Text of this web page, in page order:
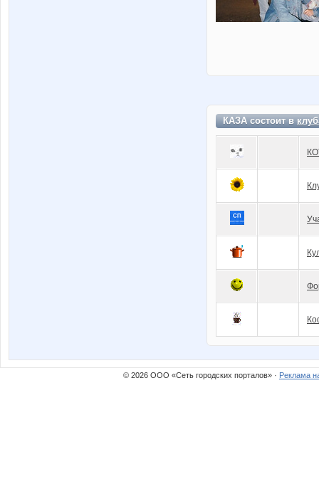
КАЗА состоит в
© 2026 ООО «Сеть городских порталов» · Реклама